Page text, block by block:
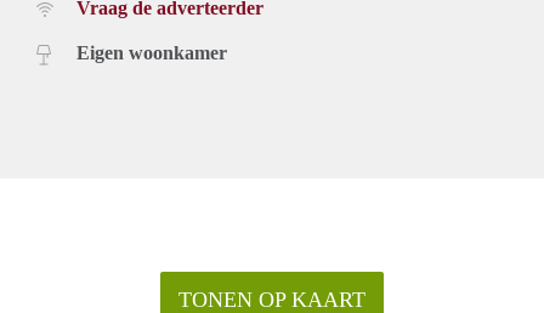
Vraag de adverteerder
Eigen woonkamer
TONEN OP KAART